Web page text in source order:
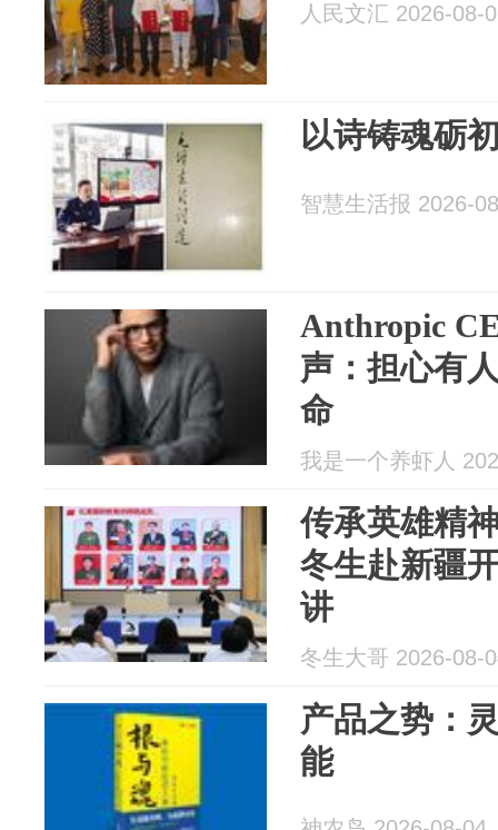
人民文汇 2026-08-
以诗铸魂砺
智慧生活报 2026-
Anthropic
声：担心有
命
我是一个养虾人
传承英雄精
冬生赴新疆
讲
冬生大哥 2026-08-
产品之势：
能